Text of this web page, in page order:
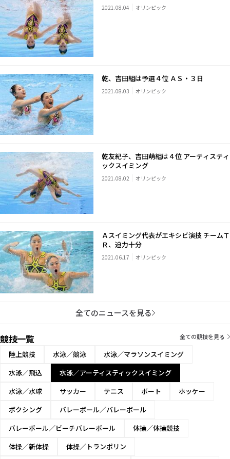
2021.08.04 オリンピック
乾、吉田組は予選４位 ＡＳ・３日
2021.08.03 オリンピック
乾友紀子、吉田萌組は４位 アーティスティ
ックスイミング
2021.08.02 オリンピック
Ａスイミング代表がエキシビ演技 チームＴ
Ｒ、迫力十分
2021.06.17 オリンピック
全てのニュースを見る
競技一覧 全ての競技を見る
陸上競技 水泳／競泳
水泳／マラソンスイミング
水泳／飛込
水泳／アーティスティックスイミング
水泳／水球
サッカー テニス ボート
ホッケー
ボクシング
バレーボール／バレーボール
バレーボール／ビーチバレーボール
体操／体操競技
体操／新体操
体操／トランポリン